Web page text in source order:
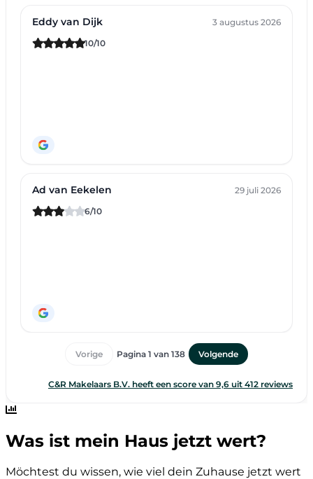
Was ist mein Haus jetzt wert?
Möchtest du wissen, wie viel dein Zuhause jetzt wert